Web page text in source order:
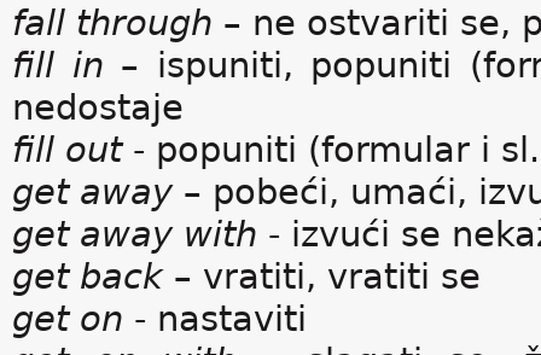
fall through – ne ostvariti se,
fill in – ispuniti, popuniti
nedostaje
fill out- popuniti (formular i
get away– pobeći, umaći,
get away with - izvući se
get back– vratiti, vratiti se
get on - nastaviti